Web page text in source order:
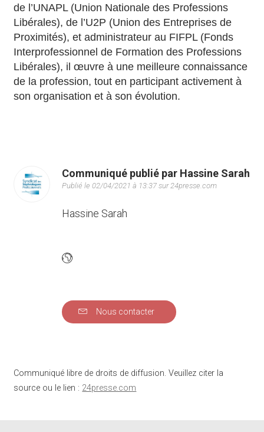
de l’UNAPL (Union Nationale des Professions
Libérales), de l’U2P (Union des Entreprises de
Proximités), et administrateur au FIFPL (Fonds
Interprofessionnel de Formation des Professions
Libérales), il œuvre à une meilleure connaissance
de la profession, tout en participant activement à
son organisation et à son évolution.
Communiqué publié par Hassine Sarah
Publié le 02/04/2021 à 13:37 sur 24presse.com
Hassine Sarah
Nous contacter
Communiqué libre de droits de diffusion. Veuillez citer la
source ou le lien : 24presse.com